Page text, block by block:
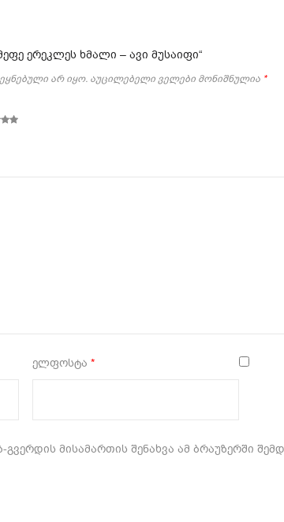
ერეკლეს ხმალი – ავი მუსაიფი“
არ იყო. აუცილებელი ველები მონიშნულია *
ელფოსტა *
მისამართის შენახვა ამ ბრაუზერში